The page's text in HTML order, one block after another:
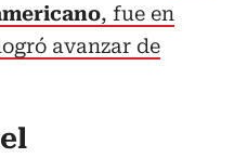
, fue en
avanzar de